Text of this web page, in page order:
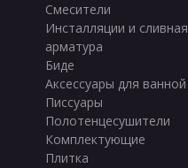
Смесители
Инсталляции и сливная
арматура
Биде
Аксессуары для ванной
Писсуары
Полотенцесушители
Комплектующие
Плитка